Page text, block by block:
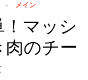
メイン
マッシ
のチー